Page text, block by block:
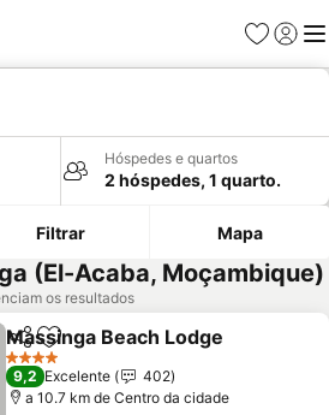
Favoritos
Iniciar
Hóspedes e quartos
2 hóspedes, 1 quarto.
Filtrar Mapa
(El-Acaba, Moçambique)
os resultados
PartilharAdicionar aos favoritos
Massinga Beach Lodge
4 Estrelas
9,2 Excelente
402
a 10.7 km de Centro da cidade